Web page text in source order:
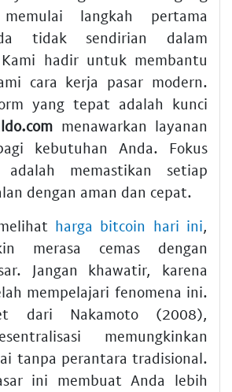
langkah pertama
tidak sendirian dalam
hadir untuk membantu
cara kerja pasar modern.
yang tepat adalah kunci
menawarkan layanan
kebutuhan Anda. Fokus
memastikan setiap
dengan aman dan cepat.
harga bitcoin hari ini,
merasa cemas dengan
Jangan khawatir, karena
mempelajari fenomena ini.
dari Nakamoto (2008),
memungkinkan
tanpa perantara tradisional.
ini membuat Anda lebih